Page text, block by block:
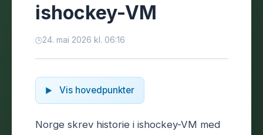
ishockey-VM
24. mai 2026 kl. 06:16
Vis hovedpunkter
Norge skrev historie i ishockey-VM med